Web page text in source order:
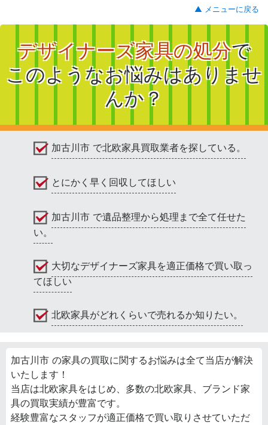
▲ メニューに戻る
デザイナーズ家具の処分で
このようなお悩みはありませ
んか？
加古川市 で北欧家具買取業者を探している。
とにかく早く回収してほしい
加古川市 で遺品整理から処理まで全て任せた
い。
大切なデザイナーズ家具を適正価格で買い取っ
てほしい
北欧家具がどれくらいで売れるか知りたい。
加古川市 の家具の買取に関するお悩みは全て当店が解決
いたします！
当店は北欧家具をはじめ、多数の北欧家具、ブランド家
具の買取実績が豊富です。
経験豊富なスタッフが適正価格で買い取りさせていただ